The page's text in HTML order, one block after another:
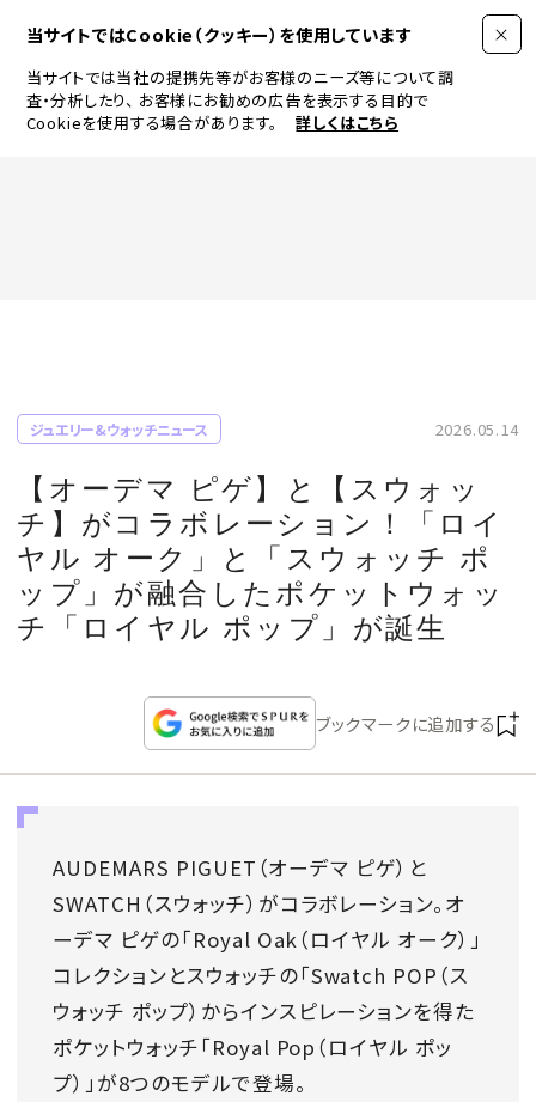
当サイトではCookie（クッキー）を使用しています
当サイトでは当社の提携先等がお客様のニーズ等について調
査・分析したり、 お客様にお勧めの広告を表示する目的で
Cookieを使用する場合があります。
詳しくはこちら
JEWELRY & WATCH
LIFESTYLE
CULTURE
CELEBRITY
COLLECTION
FORTUNE
SDGs
MAGAZINE
ジュエリー&ウォッチニュース 2026.05.14
【オーデマ ピゲ】と【スウォッ
チ】がコラボレーション！「ロイ
ヤル オーク」と「スウォッチ ポ
ップ」が融合したポケットウォッ
チ「ロイヤル ポップ」が誕生
ブックマークに追加する
AUDEMARS PIGUET（オーデマ ピゲ）と
SWATCH（スウォッチ）がコラボレーション。オ
ーデマ ピゲの「Royal Oak（ロイヤル オーク）」
コレクションとスウォッチの「Swatch POP（ス
ウォッチ ポップ）からインスピレーションを得た
ポケットウォッチ「Royal Pop（ロイヤル ポッ
プ）」が8つのモデルで登場。